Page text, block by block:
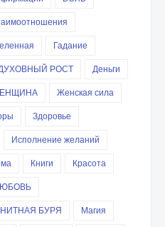
Гадание
РОСТ
Деньги
Женская сила
Здоровье
Исполнение желаний
Книги
Красота
БУРЯ
Магия